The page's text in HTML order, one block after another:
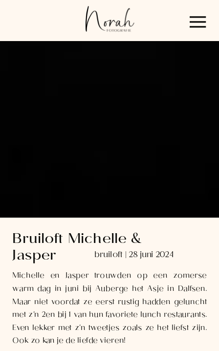
Michelle en Jasper trouwden op een zomerse
warm dag in juni bij Auberge het Asje in Dalfsen.
Maar niet voordat ze eerst rustig hadden geluncht
met z'n 2en bij 1 van hun favoriete lunch restaurants.
Even lekker met z'n tweetjes zoals ze het liefst zijn.
Ook zo kan je de liefde vieren!
bruiloft | 28 juni 2024
Bruiloft Michelle &
Jasper